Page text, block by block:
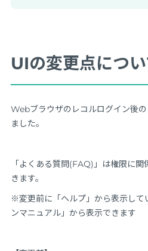
UIの変更点につい
Webブラウザのレコルログイン後
ました。
「よくある質問(FAQ)」は権限に
きます。
※変更前に「ヘルプ」から表示して
ンマニュアル」から表示できます